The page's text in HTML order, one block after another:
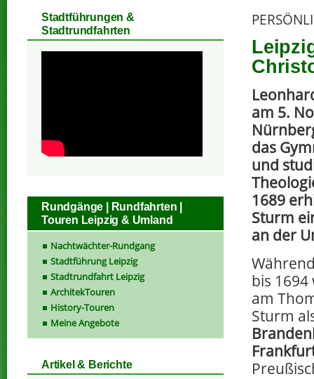
am 5.
das
und
1689
Sturm
an der
bis
am
Sturm
Stadtführungen &
Stadtrundfahrten
Rundgänge | Rundfahrten |
Touren Leipzig & Umland
Nachtwächter-Rundgang
Stadtführung Leipzig
Stadtrundfahrt Leipzig
ArchitekTouren
History-Touren
Meine Angebote
Artikel & Berichte